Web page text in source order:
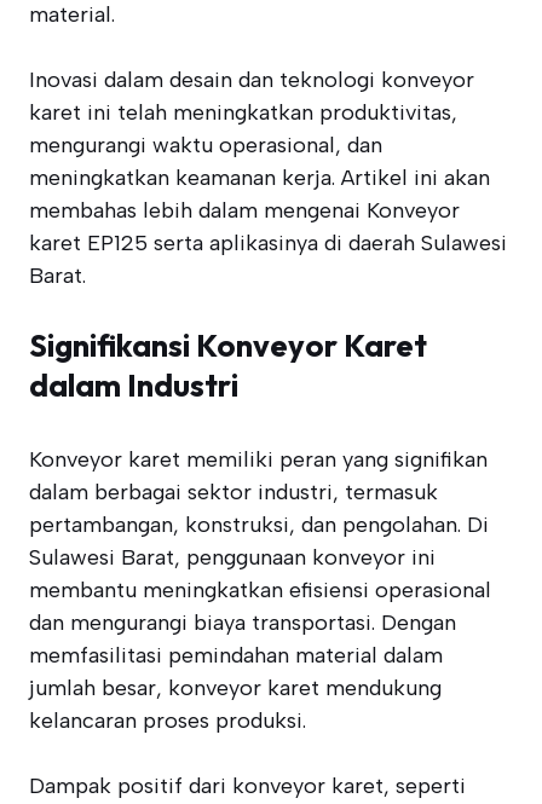
material.
Inovasi dalam desain dan teknologi konveyor
karet ini telah meningkatkan produktivitas,
mengurangi waktu operasional, dan
meningkatkan keamanan kerja. Artikel ini akan
membahas lebih dalam mengenai Konveyor
karet EP125 serta aplikasinya di daerah Sulawesi
Barat.
Signifikansi Konveyor Karet
dalam Industri
Konveyor karet memiliki peran yang signifikan
dalam berbagai sektor industri, termasuk
pertambangan, konstruksi, dan pengolahan. Di
Sulawesi Barat, penggunaan konveyor ini
membantu meningkatkan efisiensi operasional
dan mengurangi biaya transportasi. Dengan
memfasilitasi pemindahan material dalam
jumlah besar, konveyor karet mendukung
kelancaran proses produksi.
Dampak positif dari konveyor karet, seperti